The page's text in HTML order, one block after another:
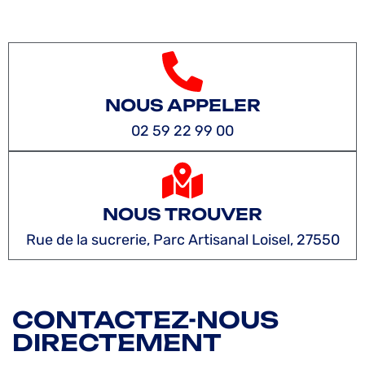
NOUS APPELER
02 59 22 99 00
NOUS TROUVER
Rue de la sucrerie, Parc Artisanal Loisel, 27550
CONTACTEZ-NOUS
DIRECTEMENT